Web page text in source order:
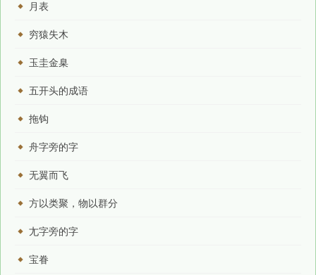
月表
穷猿失木
玉圭金臬
五开头的成语
拖钩
舟字旁的字
无翼而飞
方以类聚，物以群分
尢字旁的字
宝眷